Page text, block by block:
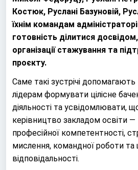
Костюк, Руслані Базуновій,
їхнім командам
готовність ділитися
організації стажування та
проєкту.
Саме такі зустрічі
лідерам формувати цілісне
діяльності та усвідомлювати,
керівництво закладом освіти
професійної компетентності,
мислення, командної роботи та
відповідальності.